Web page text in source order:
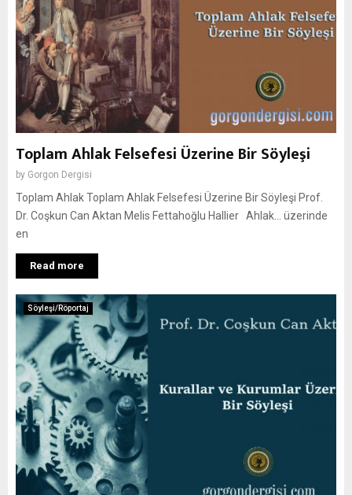
Toplam Ahlak Felsefesi Üzerine Bir Söyleşi
by Gorgon Dergisi
Toplam Ahlak Toplam Ahlak Felsefesi Üzerine Bir Söyleşi Prof.
Dr. Coşkun Can Aktan Melis Fettahoğlu Hallier Ahlak… üzerinde
en
Read more
Söyleşi/Röportaj